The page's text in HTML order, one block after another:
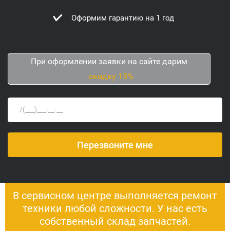
Оформим гарантию на 1 год
При оформлении заявки на сайте дарим
скидку 15%
В сервисном центре выполняется ремонт
техники любой сложности. У нас есть
собственный склад запчастей.